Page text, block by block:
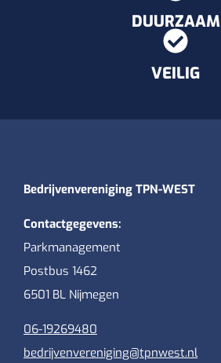
DUURZAAM
VEILIG
Bedrijvenvereniging TPN-WEST
Contactgegevens:
Parkmanagement
Postbus 1462
6501 BL Nijmegen
06-19269480
bedrijvenvereniging@tpnwest.nl